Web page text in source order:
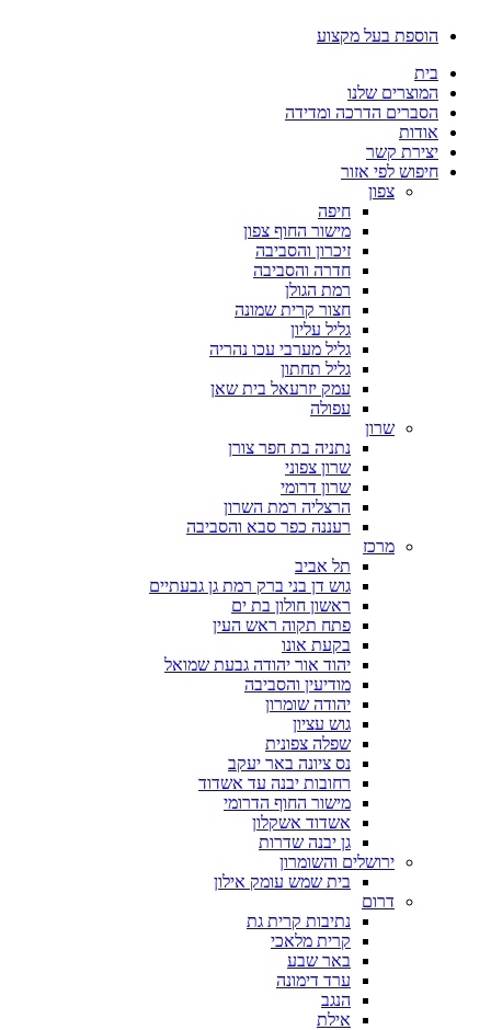
לתוכן
הוספת בעל מקצוע
בית
המוצרים שלנו
הסברים הדרכה ומדידה
אודות
יצירת קשר
חיפוש לפי אזור
צפון
חיפה
מישור החוף צפון
זיכרון והסביבה
חדרה והסביבה
רמת הגולן
חצור קרית שמונה
גליל עליון
גליל מערבי עכו נהריה
גליל תחתון
עמק יזרעאל בית שאן
עפולה
שרון
נתניה בת חפר צורן
שרון צפוני
שרון דרומי
הרצליה רמת השרון
רעננה כפר סבא והסביבה
מרכז
תל אביב
גוש דן בני ברק רמת גן גבעתיים
ראשון חולון בת ים
פתח תקוה ראש העין
בקעת אונו
יהוד אור יהודה גבעת שמואל
מודיעין והסביבה
יהודה שומרון
גוש עציון
שפלה צפונית
נס ציונה באר יעקב
רחובות יבנה עד אשדוד
מישור החוף הדרומי
אשדוד אשקלון
גן יבנה שדרות
ירושלים והשומרון
בית שמש עומק אילון
דרום
נתיבות קרית גת
קרית מלאכי
באר שבע
ערד דימונה
הנגב
אילת